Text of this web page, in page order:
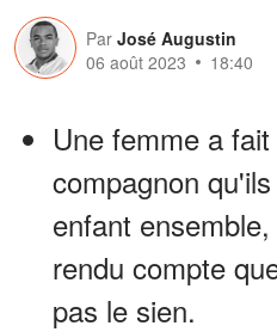
Par José Augustin
06 août 2023
18:40
Une femme a
compagnon
enfant
rendu compte
pas le sien.